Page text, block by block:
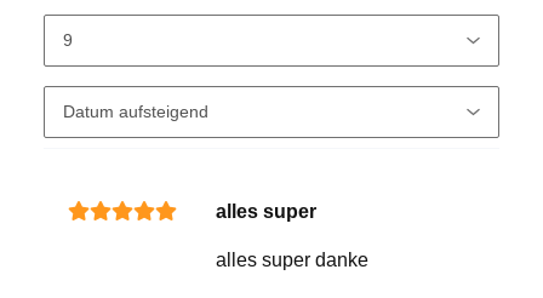
alles super
alles super danke